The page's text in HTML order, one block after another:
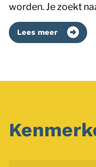
worden. Je zoekt
Lees meer